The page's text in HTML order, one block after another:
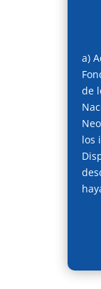
a)
de
los